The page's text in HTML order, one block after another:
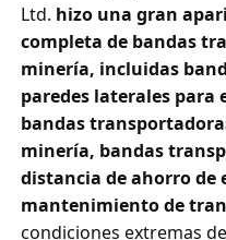
Ltd. hizo una gran
completa de bandas
minería, incluidas
paredes laterales para
bandas
minería, bandas
distancia de ahorro de
mantenimiento de
condiciones extremas